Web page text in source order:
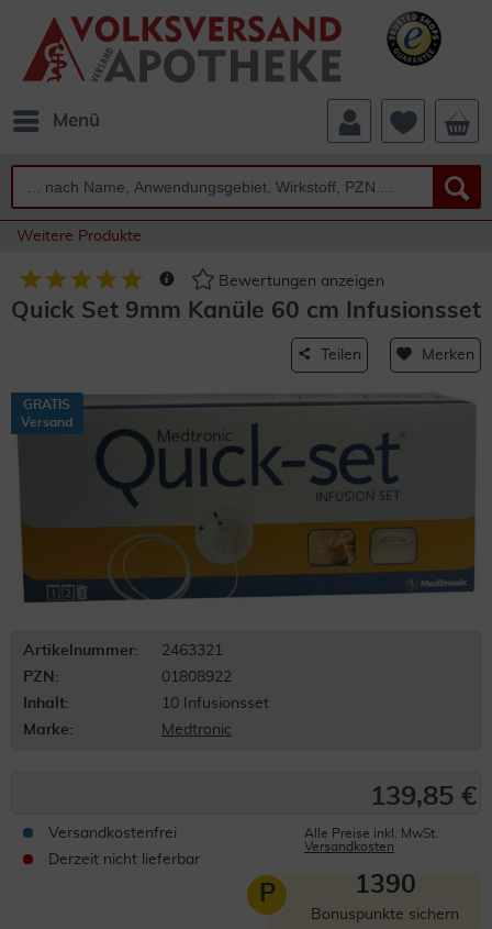
Menü
Weitere Produkte
Bewertungen anzeigen
Quick Set 9mm Kanüle 60 cm Infusionsset
Teilen Merken
GRATIS
Versand
Artikelnummer:
2463321
PZN:
01808922
Inhalt:
10 Infusionsset
Marke:
Medtronic
139,85 €
Versandkostenfrei
Derzeit nicht lieferbar
Alle Preise inkl. MwSt.
Versandkosten
P 1390
Bonuspunkte sichern